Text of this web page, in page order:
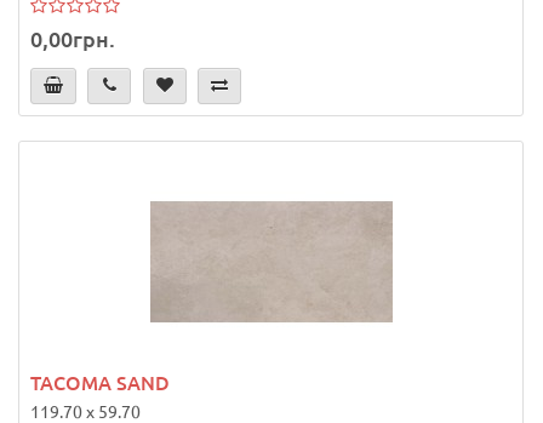
0,00грн.
TACOMA SAND
119.70 x 59.70